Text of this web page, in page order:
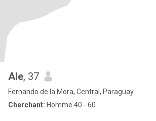
Ale, 37
Fernando de la Mora, Central, Paraguay
Cherchant: Homme 40 - 60